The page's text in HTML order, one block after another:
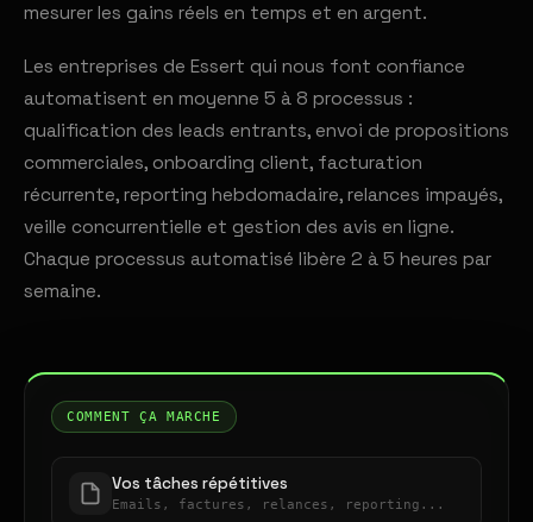
mesurer les gains réels en temps et en argent.
Les entreprises de Essert qui nous font confiance
automatisent en moyenne 5 à 8 processus :
qualification des leads entrants, envoi de propositions
commerciales, onboarding client, facturation
récurrente, reporting hebdomadaire, relances impayés,
veille concurrentielle et gestion des avis en ligne.
Chaque processus automatisé libère 2 à 5 heures par
semaine.
COMMENT ÇA MARCHE
Vos tâches répétitives
Emails, factures, relances, reporting...